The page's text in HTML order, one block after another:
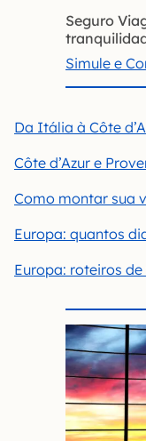
Seguro
Simule e
Da Itália à Côte
Côte d’Azur e
Como montar sua
Europa: quantos
Europa: roteiros de